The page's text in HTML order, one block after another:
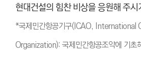
현대건설의 힘찬 비상을 응원해 주
*국제민간항공기구(ICAO, International
Organization): 국제민간항공조약에 기